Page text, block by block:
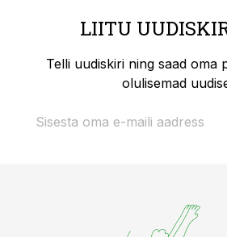
LIITU
Telli uudiskiri ning saad oma
olulisemad